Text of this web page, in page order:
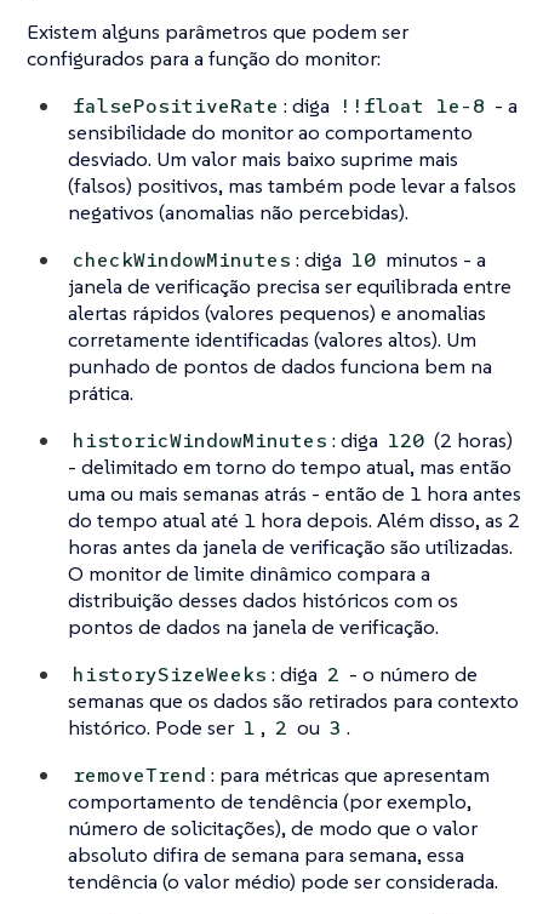
Existem alguns parâmetros que podem ser
configurados para a função do monitor:
falsePositiveRate : diga !!float 1e-8 - a
sensibilidade do monitor ao comportamento
desviado. Um valor mais baixo suprime mais
(falsos) positivos, mas também pode levar a falsos
negativos (anomalias não percebidas).
checkWindowMinutes : diga 10 minutos - a
janela de verificação precisa ser equilibrada entre
alertas rápidos (valores pequenos) e anomalias
corretamente identificadas (valores altos). Um
punhado de pontos de dados funciona bem na
prática.
historicWindowMinutes : diga 120 (2 horas)
- delimitado em torno do tempo atual, mas então
uma ou mais semanas atrás - então de 1 hora antes
do tempo atual até 1 hora depois. Além disso, as 2
horas antes da janela de verificação são utilizadas.
O monitor de limite dinâmico compara a
distribuição desses dados históricos com os
pontos de dados na janela de verificação.
historySizeWeeks : diga 2 - o número de
semanas que os dados são retirados para contexto
histórico. Pode ser 1 , 2 ou 3 .
removeTrend : para métricas que apresentam
comportamento de tendência (por exemplo,
número de solicitações), de modo que o valor
absoluto difira de semana para semana, essa
tendência (o valor médio) pode ser considerada.